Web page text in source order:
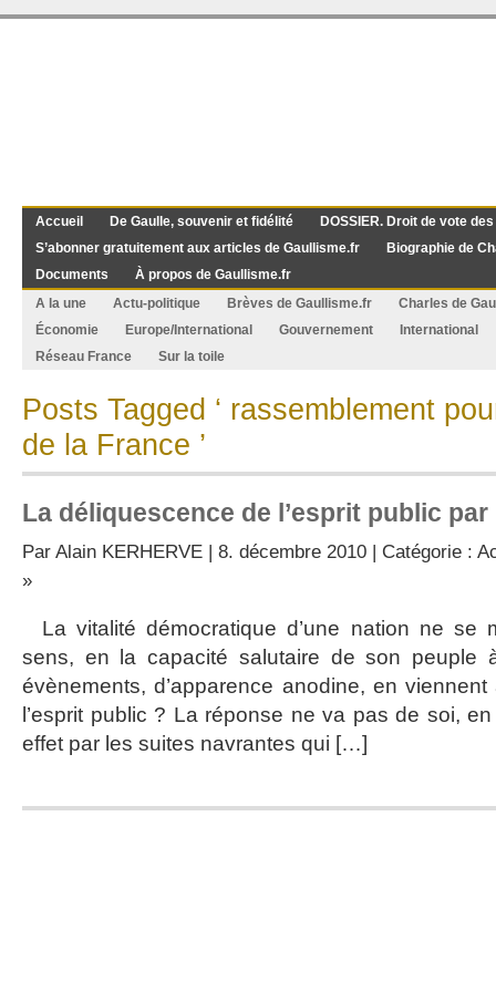
Accueil De Gaulle, souvenir et fidélité
DOSSIER. Droit de vote
S’abonner gratuitement aux articles de Gaullisme.fr
Biographie de
Documents
À propos de Gaullisme.fr
A la une
Actu-politique Brèves de Gaullisme.fr
Charles de
Économie
Europe/International Gouvernement
International
Réseau France
Sur la toile
Posts Tagged ‘ rassemblement
de la France ’
La déliquescence de l’esprit public par
Par Alain KERHERVE | 8. décembre 2010 | Catégorie :
»
La vitalité démocratique d’une nation ne se
sens, en la capacité salutaire de son peuple
évènements, d’apparence anodine, en
l’esprit public ? La réponse ne va pas de soi,
effet par les suites navrantes qui […]